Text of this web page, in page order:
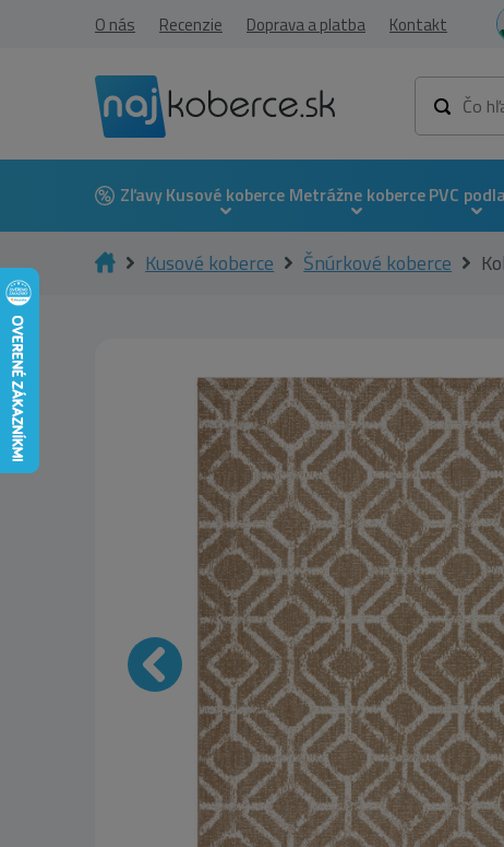
O nás Recenzie Doprava a platba Kontakt
ZľavyKusové koberce Metrážne kobercePVC
Kusové koberce Šnúrkové koberce